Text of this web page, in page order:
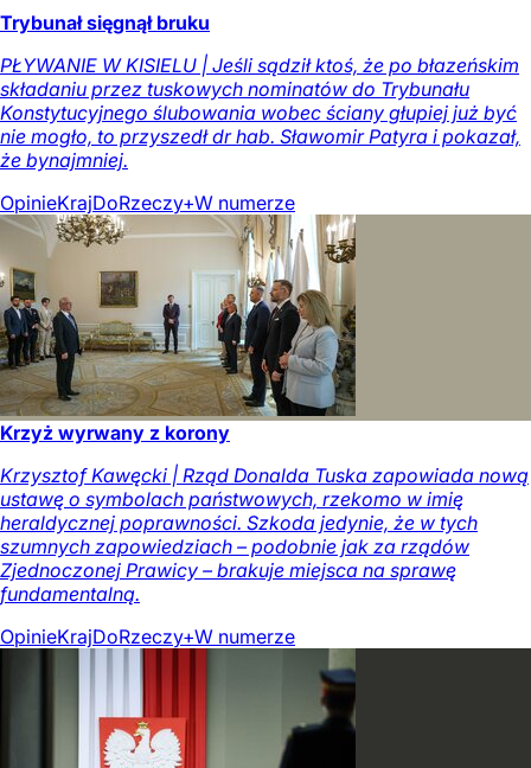
Trybunał sięgnął bruku
PŁYWANIE W KISIELU | Jeśli sądził ktoś, że po błazeńskim
składaniu przez tuskowych nominatów do Trybunału
Konstytucyjnego ślubowania wobec ściany głupiej już być
nie mogło, to przyszedł dr hab. Sławomir Patyra i pokazał,
że bynajmniej.
OpinieKrajDoRzeczy+W numerze
Krzyż wyrwany z korony
Krzysztof Kawęcki | Rząd Donalda Tuska zapowiada nową
ustawę o symbolach państwowych, rzekomo w imię
heraldycznej poprawności. Szkoda jedynie, że w tych
szumnych zapowiedziach – podobnie jak za rządów
Zjednoczonej Prawicy – brakuje miejsca na sprawę
fundamentalną.
OpinieKrajDoRzeczy+W numerze